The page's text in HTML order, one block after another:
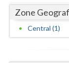
Gorj
Harghita
Zone
Central (1)